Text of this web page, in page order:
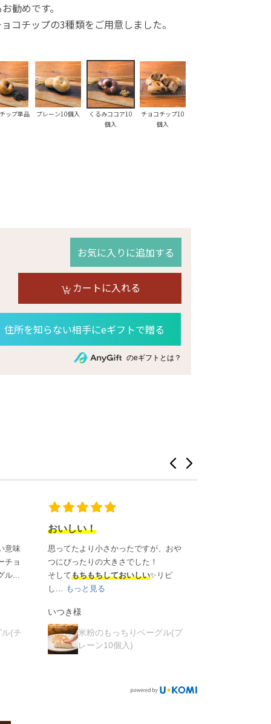
勧めです。
コチップの3種類をご用意しました。
ップ単品 プレーン10個入
くるみココア10
個入
チョコチップ10
個入
お気に入りに追加する
カートに入れる
住所を知らない相手にeギフトで贈る
のeギフトとは？
おや
ピ
(プ
米粉のもっちりベーグル
もっちりしていてとても美味しかった
です。
ゆいちゃん様
ョコチップ単品)